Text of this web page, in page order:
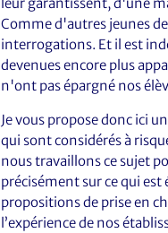
leur garantissent, d'une
Comme d'autres jeunes
interrogations. Et il est
devenues encore plus
n'ont pas épargné nos
Je vous propose donc ici
qui sont considérés à
nous travaillons ce sujet
précisément sur ce qui
propositions de prise en
l’expérience de nos